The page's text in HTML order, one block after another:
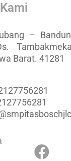
–
Barat. 41281